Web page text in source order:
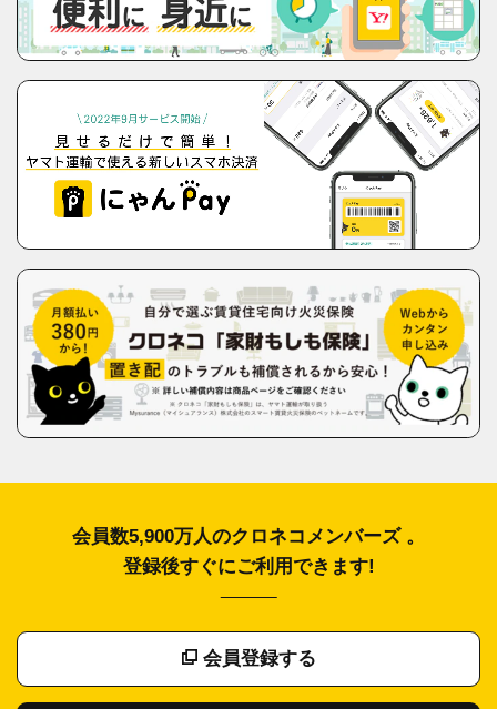
会員数5,900万人のクロネコメンバーズ 。
登録後すぐにご利用できます!
会員登録する